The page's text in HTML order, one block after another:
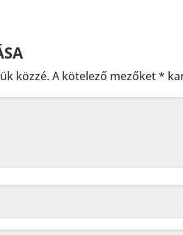
közzé. A kötelező mezőket*